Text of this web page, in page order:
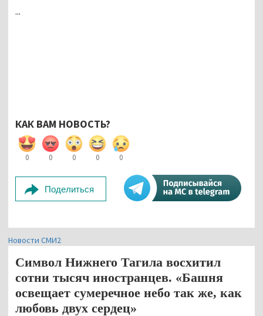
...
КАК ВАМ НОВОСТЬ?
0 0 0 0 0
Поделиться
Новости СМИ2
Символ Нижнего Тагила восхитил
сотни тысяч иностранцев. «Башня
освещает сумеречное небо так же, как
любовь двух сердец»